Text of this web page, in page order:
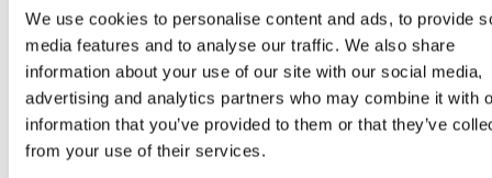
We use cookies to personalise content and ads, to provide
media features and to analyse our traffic. We also share
information about your use of our site with our social media,
advertising and analytics partners who may combine it with
information that you’ve provided to them or that they’ve
from your use of their services.
Fullwood Merlin
GEA MIone
Stal benodigdheden
Go to Stal benodigdheden
Koeborstel
Ambic onderdelen
Minimelkers
stalartikelen